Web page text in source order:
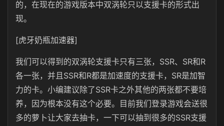
的，在现在的游戏版本中双涡轮只以支援卡的形式出
现。
[虎牙奶瓶加速器]
我们可以得到的双涡轮支援卡只有三张，SSR、SR和R
各一张，并且SSR和R都是加速度的支援卡，SR是加智
力的卡。小编建议除了SSR卡之外其他的两张都不要培
养，因为根本没有这个必要。目前我们登录游戏会送很
多的萝卜让大家去抽卡，一下可以抽到很多的SSR支援